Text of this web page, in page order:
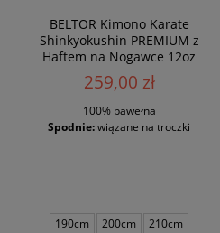
BELTOR Kimono Karate
Shinkyokushin PREMIUM z
Haftem na Nogawce 12oz
259,00 zł
100% bawełna
Spodnie:wiązane na troczki
190cm 200cm 210cm